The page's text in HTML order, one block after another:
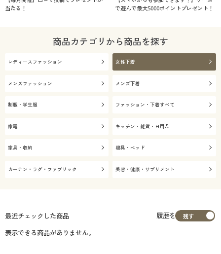
当たる！
で遊んで最大5000ポイントプレゼント！
商品カテゴリから商品を探す
レディースファッション 女性下着
メンズファッション メンズ下着
制服・学生服 ファッション・下着すべて
家電 キッチン・雑貨・日用品
家具・収納 寝具・ベッド
カーテン・ラグ・ファブリック 美容・健康・サプリメント
最近チェックした商品
履歴を
表示できる商品がありません。